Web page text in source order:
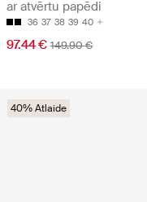
ar atvērtu papēdi
36 37 38 39 40
97.44 € 149.90 €
40% Atlaide